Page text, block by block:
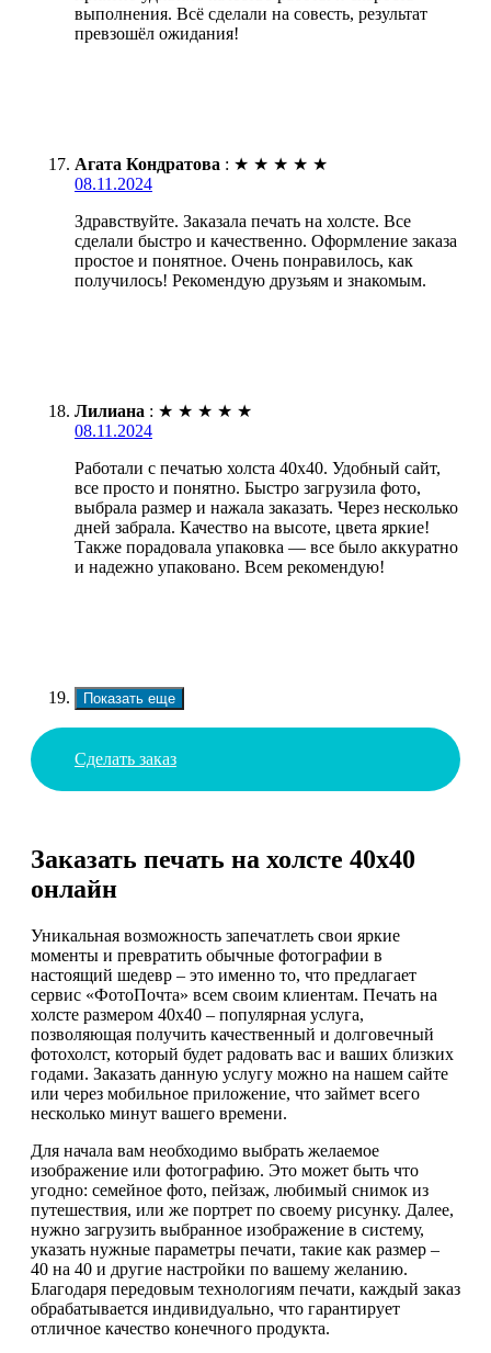
выполнения. Всё сделали на совесть, результат
превзошёл ожидания!
Агата Кондратова : ★ ★ ★ ★ ★
08.11.2024
Здравствуйте. Заказала печать на холсте. Все
сделали быстро и качественно. Оформление заказа
простое и понятное. Очень понравилось, как
получилось! Рекомендую друзьям и знакомым.
Лилиана : ★ ★ ★ ★ ★
08.11.2024
Работали с печатью холста 40х40. Удобный сайт,
все просто и понятно. Быстро загрузила фото,
выбрала размер и нажала заказать. Через несколько
дней забрала. Качество на высоте, цвета яркие!
Также порадовала упаковка — все было аккуратно
и надежно упаковано. Всем рекомендую!
Показать еще
Сделать заказ
Заказать печать на холсте 40х40
онлайн
Уникальная возможность запечатлеть свои яркие
моменты и превратить обычные фотографии в
настоящий шедевр – это именно то, что предлагает
сервис «ФотоПочта» всем своим клиентам. Печать на
холсте размером 40х40 – популярная услуга,
позволяющая получить качественный и долговечный
фотохолст, который будет радовать вас и ваших близких
годами. Заказать данную услугу можно на нашем сайте
или через мобильное приложение, что займет всего
несколько минут вашего времени.
Для начала вам необходимо выбрать желаемое
изображение или фотографию. Это может быть что
угодно: семейное фото, пейзаж, любимый снимок из
путешествия, или же портрет по своему рисунку. Далее,
нужно загрузить выбранное изображение в систему,
указать нужные параметры печати, такие как размер –
40 на 40 и другие настройки по вашему желанию.
Благодаря передовым технологиям печати, каждый заказ
обрабатывается индивидуально, что гарантирует
отличное качество конечного продукта.